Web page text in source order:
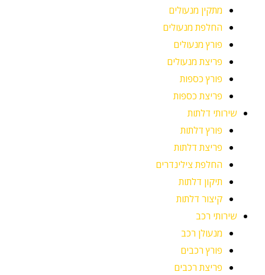
מתקין מנעולים
החלפת מנעולים
פורץ מנעולים
פריצת מנעולים
פורץ כספות
פריצת כספות
שירותי דלתות
פורץ דלתות
פריצת דלתות
החלפת צילינדרים
תיקון דלתות
קיצור דלתות
שירותי רכב
מנעולן רכב
פורץ רכבים
פריצת רכבים